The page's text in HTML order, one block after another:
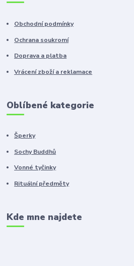
Obchodní podmínky
Ochrana soukromí
Doprava a platba
Vrácení zboží a reklamace
Oblíbené kategorie
Šperky
Sochy Buddhů
Vonné tyčinky
Rituální předměty
Kde mne najdete